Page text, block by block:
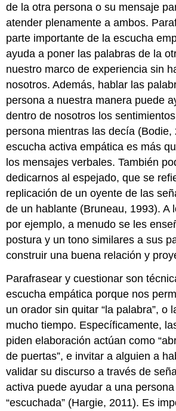
de la otra persona o su mensaje
atender plenamente a ambos.
parte importante de la escucha
ayuda a poner las palabras de la
nuestro marco de experiencia sin
nosotros. Además, hablar las
persona a nuestra manera puede
dentro de nosotros los
persona mientras las decía (Bodie,
escucha activa empática es más
los mensajes verbales. También
dedicarnos al espejado, que se
replicación de un oyente de las
de un hablante (Bruneau, 1993). A
por ejemplo, a menudo se les
postura y un tono similares a sus
construir una buena relación y
Parafrasear y cuestionar son
escucha empática porque nos
un orador sin quitar “la palabra”, o
mucho tiempo. Específicamente,
piden elaboración actúan como
de puertas”, e invitar a alguien a
validar su discurso a través de
activa puede ayudar a una
“escuchada” (Hargie, 2011). Es